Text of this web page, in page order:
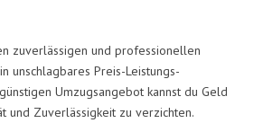
zuverlässigen und professionellen
unschlagbares Preis-Leistungs-
Umzugsangebot kannst du Geld
und Zuverlässigkeit zu verzichten.